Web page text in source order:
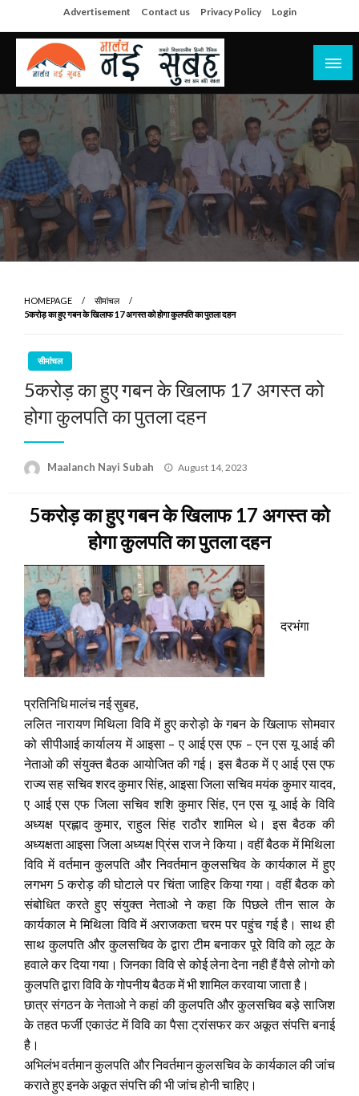
to
content
Advertisement Contact us Privacy Policy Login
मालंच नई सुबह
सच हार नही सकता
HOMEPAGE
सीमांचल
5करोड़ का हुए गबन के खिलाफ 17 अगस्त को होगा कुलपति का पुतला दहन
सीमांचल
5करोड़ का हुए गबन के खिलाफ 17 अगस्त को
होगा कुलपति का पुतला दहन
Maalanch Nayi Subah
Posted
August 14, 2023
5करोड़ का हुए गबन के खिलाफ 17 अगस्त को
होगा कुलपति का पुतला दहन
दरभंगा
प्रतिनिधि मालंच नई सुबह,
ललित नारायण मिथिला विवि में हुए करोड़ो के गबन के खिलाफ सोमवार
को सीपीआई कार्यालय में आइसा – ए आई एस एफ – एन एस यू आई की
नेताओ की संयुक्त बैठक आयोजित की गई। इस बैठक में ए आई एस एफ
राज्य सह सचिव शरद कुमार सिंह, आइसा जिला सचिव मयंक कुमार यादव,
ए आई एस एफ जिला सचिव शशि कुमार सिंह, एन एस यू आई के विवि
अध्यक्ष प्रह्लाद कुमार, राहुल सिंह राठौर शामिल थे। इस बैठक की
अध्यक्षता आइसा जिला अध्यक्ष प्रिंस राज ने किया। वहीं बैठक में मिथिला
विवि में वर्तमान कुलपति और निवर्तमान कुलसचिव के कार्यकाल में हुए
लगभग 5 करोड़ की घोटाले पर चिंता जाहिर किया गया। वहीं बैठक को
संबोधित करते हुए संयुक्त नेताओ ने कहा कि पिछले तीन साल के
कार्यकाल मे मिथिला विवि में अराजकता चरम पर पहुंच गई है। साथ ही
साथ कुलपति और कुलसचिव के द्वारा टीम बनाकर पूरे विवि को लूट के
हवाले कर दिया गया। जिनका विवि से कोई लेना देना नही हैं वैसे लोगो को
कुलपति द्वारा विवि के गोपनीय बैठक में भी शामिल करवाया जाता है।
छात्र संगठन के नेताओ ने कहां की कुलपति और कुलसचिव बड़े साजिश
के तहत फर्जी एकाउंट में विवि का पैसा ट्रांसफर कर अकूत संपत्ति बनाई
है।
अभिलंभ वर्तमान कुलपति और निवर्तमान कुलसचिव के कार्यकाल की जांच
कराते हुए इनके अकूत संपत्ति की भी जांच होनी चाहिए।